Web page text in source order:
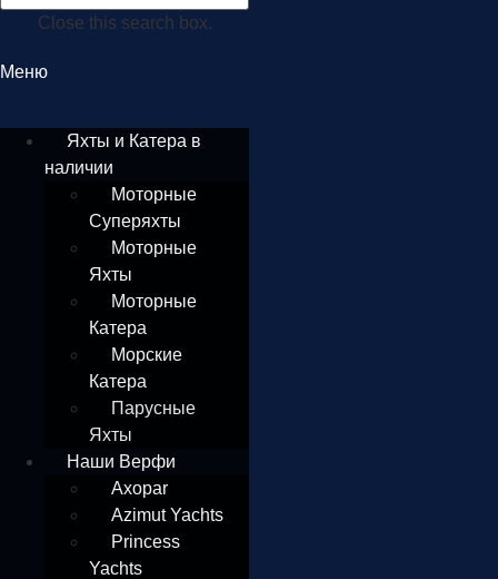
Close this search box.
Меню
Яхты и Катера в
наличии
Моторные
Суперяхты
Моторные
Яхты
Моторные
Катера
Морские
Катера
Парусные
Яхты
Наши Верфи
Axopar
Azimut Yachts
Princess
Yachts